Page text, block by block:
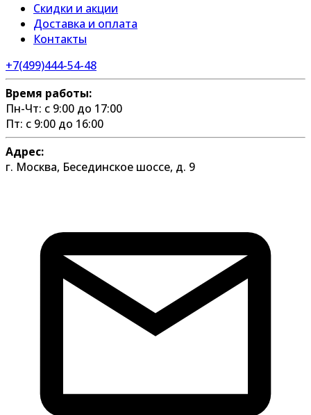
Скидки и акции
Доставка и оплата
Контакты
+7(499)444-54-48
Время работы:
Пн-Чт: с 9:00 до 17:00
Пт: с 9:00 до 16:00
Адрес:
г. Москва, Бесединское шоссе, д. 9